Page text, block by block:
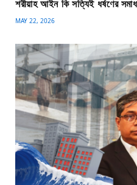
শরীয়াহ আইন কি সত্যিই ধর্ষণের
MAY 22, 2026